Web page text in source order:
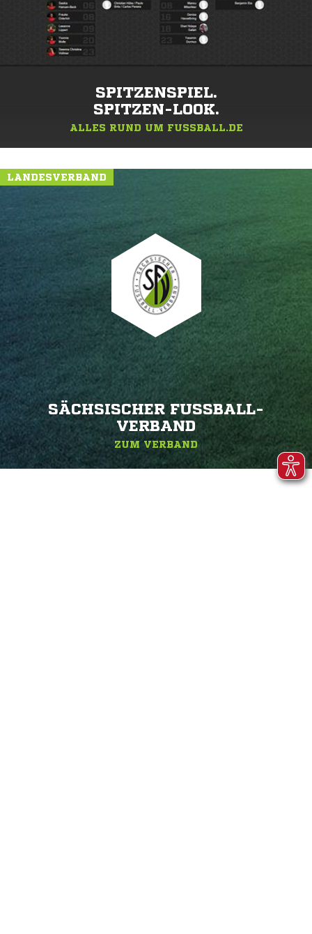
SPITZENSPIEL.
SPITZEN-LOOK.
ALLES RUND UM FUSSBALL.DE
LANDESVERBAND
SÄCHSISCHER FUSSBALL-V
ERBAND
ZUM VERBAND